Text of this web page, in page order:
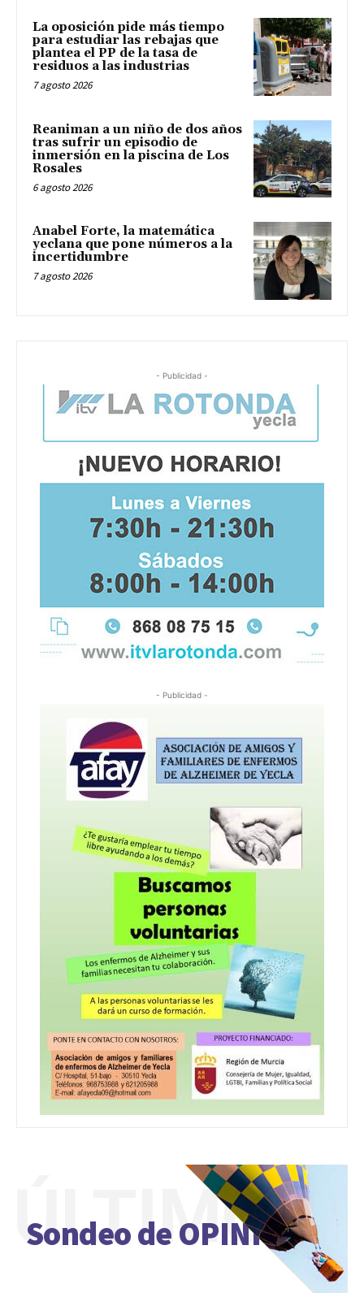
La oposición pide más tiempo
para estudiar las rebajas que
plantea el PP de la tasa de
residuos a las industrias
7 agosto 2026
Reaniman a un niño de dos años
tras sufrir un episodio de
inmersión en la piscina de Los
Rosales
6 agosto 2026
Anabel Forte, la matemática
yeclana que pone números a la
incertidumbre
7 agosto 2026
- Publicidad -
- Publicidad -
Sondeo de OPINIÓN
ÚLTIMO